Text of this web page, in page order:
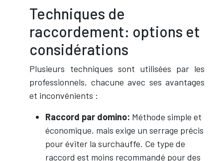
Techniques de
raccordement: options et
considérations
Plusieurs techniques sont utilisées par les
professionnels, chacune avec ses avantages
et inconvénients :
Raccord par domino: Méthode simple et
économique, mais exige un serrage précis
pour éviter la surchauffe. Ce type de
raccord est moins recommandé pour des